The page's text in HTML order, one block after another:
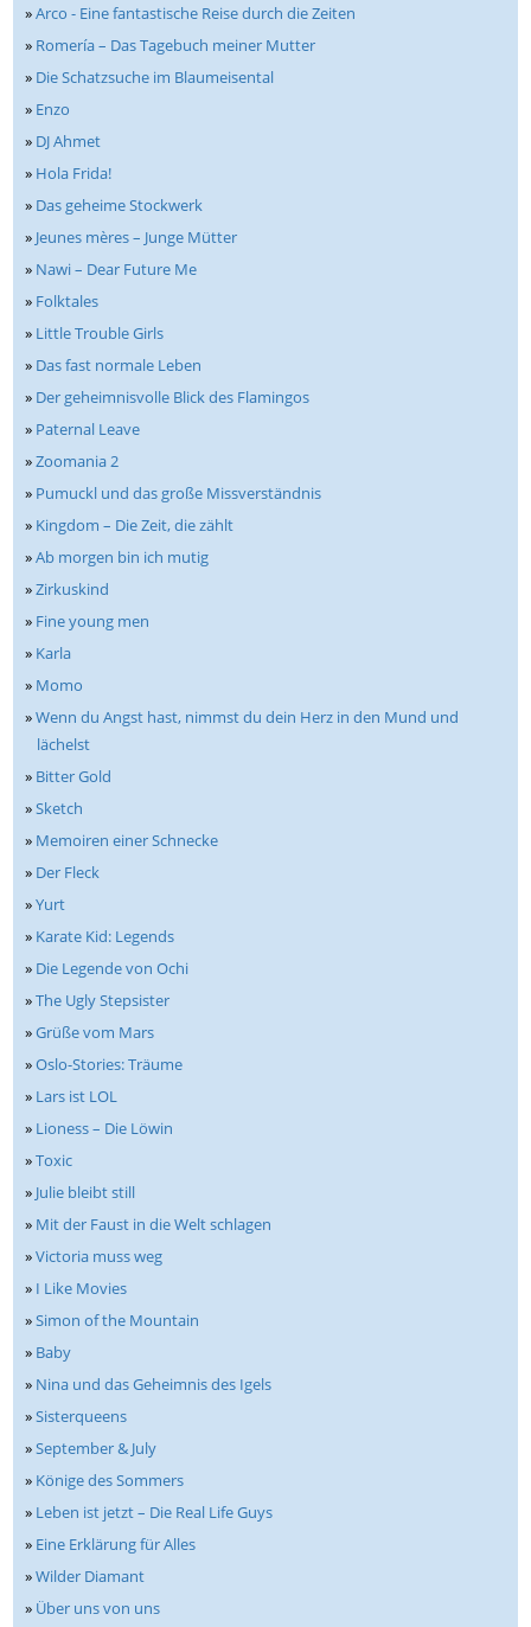
»Arco - Eine fantastische Reise durch die Zeiten
» Romería – Das Tagebuch meiner Mutter
» Die Schatzsuche im Blaumeisental
» Enzo
» DJ Ahmet
» Hola Frida!
» Das geheime Stockwerk
» Jeunes mères – Junge Mütter
» Nawi – Dear Future Me
» Folktales
» Little Trouble Girls
» Das fast normale Leben
» Der geheimnisvolle Blick des Flamingos
» Paternal Leave
»Zoomania 2
» Pumuckl und das große Missverständnis
» Kingdom – Die Zeit, die zählt
»Ab morgen bin ich mutig
»Zirkuskind
» Fine young men
» Karla
» Momo
»Wenn du Angst hast, nimmst du dein Herz in den Mund und
lächelst
» Bitter Gold
»Sketch
» Memoiren einer Schnecke
» Der Fleck
»Yurt
» Karate Kid: Legends
» Die Legende von Ochi
»The Ugly Stepsister
»Grüße vom Mars
»Oslo-Stories: Träume
» Lars ist LOL
» Lioness – Die Löwin
»Toxic
» Julie bleibt still
» Mit der Faust in die Welt schlagen
»Victoria muss weg
» I Like Movies
»Simon of the Mountain
» Baby
» Nina und das Geheimnis des Igels
»Sisterqueens
»September & July
» Könige des Sommers
» Leben ist jetzt – Die Real Life Guys
» Eine Erklärung für Alles
»Wilder Diamant
» Über uns von uns